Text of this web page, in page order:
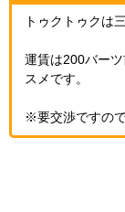
トゥクトゥクは
運賃は200バー
スメです。
※要交渉ですの